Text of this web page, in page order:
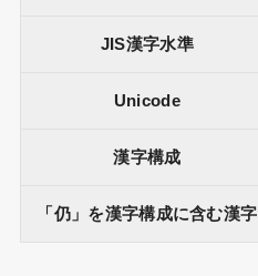
JIS漢字水準
Unicode
漢字構成
「仍」を漢字構成に含む漢字